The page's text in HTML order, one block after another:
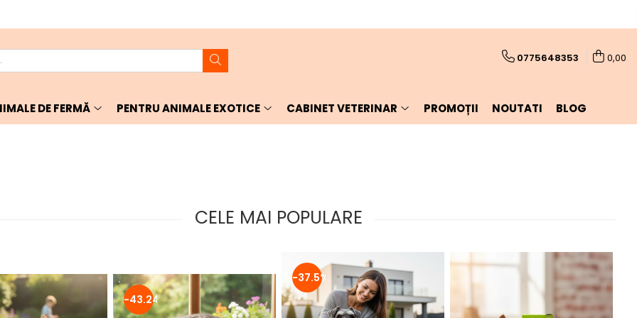
0775648353 0,00
DE FERMĂ PENTRU ANIMALE EXOTICE CABINET VETERINAR PROMOȚII NOUTATI BLOG
CELE MAI POPULARE
-43.24%
-37.5%